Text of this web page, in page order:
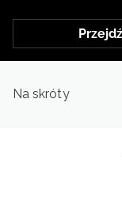
Na skróty